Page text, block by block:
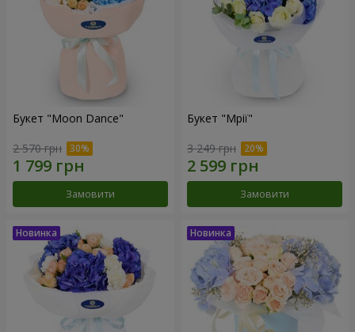
Букет "Moon Dance"
2 570 грн
Замовити
Букет "Мрії"
3 249 грн
Замовити